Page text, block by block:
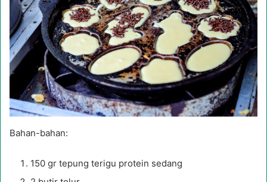
Bahan-bahan:
150 gr tepung terigu protein sedang